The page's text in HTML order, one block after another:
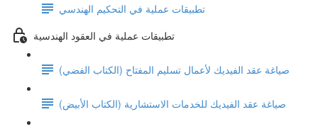
تطبيقات عملية في التحكيم الهندسي
تطبيقات عملية في العقود الهندسية
صياغة عقد الفيديك لأعمال تسليم المفتاح (الكتاب الفضي)
صياغة عقد الفيديك للخدمات الاستشارية (الكتاب الأبيض)